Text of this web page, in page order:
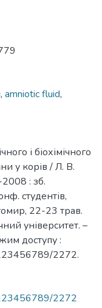
, amniotic fluid,
і біохімічного
у корів / Л. В.
: зб.
студентів,
22-23 трав.
університет. –
доступу :
2272.
2272